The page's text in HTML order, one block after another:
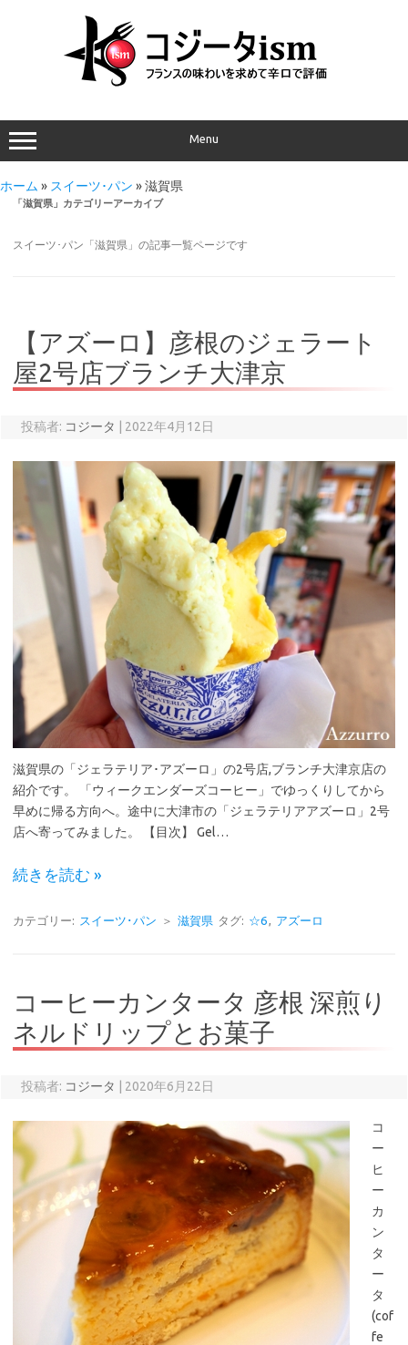
Menu
ホーム » スイーツ･パン »滋賀県
「滋賀県 」カテゴリーアーカイブ
スイーツ･パン「滋賀県」の記事一覧ページです
【アズーロ】彦根のジェラート
屋2号店ブランチ大津京
投稿者: コジータ 2022年4月12日
滋賀県の「ジェラテリア･アズーロ」の2号店,ブランチ大津京店の
紹介です。 「ウィークエンダーズコーヒー」でゆっくりしてから
早めに帰る方向へ。途中に大津市の「ジェラテリアアズーロ」2号
店へ寄ってみました。 【目次】 Gel…
続きを読む »
カテゴリー: スイーツ･パン ＞ 滋賀県 タグ: ☆6, アズーロ
コーヒーカンタータ 彦根 深煎り
ネルドリップとお菓子
投稿者: コジータ 2020年6月22日
コ
ー
ヒ
ー
カ
ン
タ
ー
タ
(cof
fe